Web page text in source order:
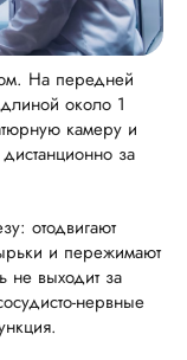
На передней
около 1
камеру и
за
отодвигают
и пережимают
не выходит за
нервные